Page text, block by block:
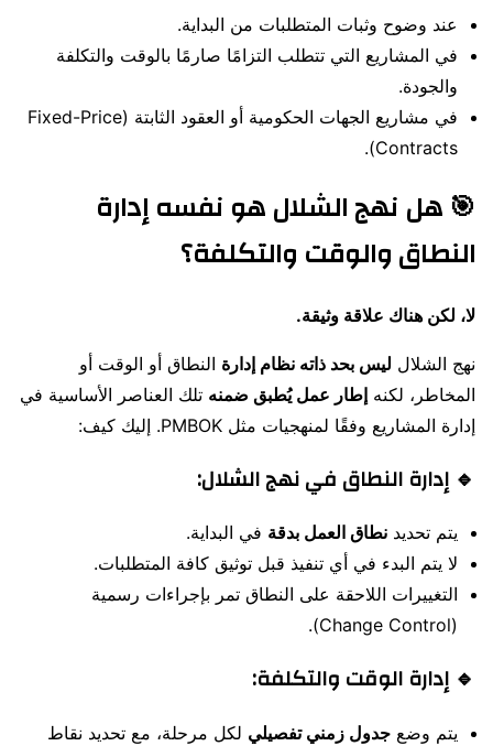
عند وضوح وثبات المتطلبات من البداية.
في المشاريع التي تتطلب التزامًا صارمًا بالوقت والتكلفة
والجودة.
في مشاريع الجهات الحكومية أو العقود الثابتة (Fixed-Price
Contracts).
🎯 هل نهج الشلال هو نفسه إدارة
النطاق والوقت والتكلفة؟
لا، لكن هناك علاقة وثيقة.
نهج الشلال ليس بحد ذاته نظام إدارة النطاق أو الوقت أو
المخاطر، لكنه إطار عمل يُطبق ضمنه تلك العناصر الأساسية في
إدارة المشاريع وفقًا لمنهجيات مثل PMBOK. إليك كيف:
🔹 إدارة النطاق في نهج الشلال:
يتم تحديد نطاق العمل بدقة في البداية.
لا يتم البدء في أي تنفيذ قبل توثيق كافة المتطلبات.
التغييرات اللاحقة على النطاق تمر بإجراءات رسمية
(Change Control).
🔹 إدارة الوقت والتكلفة:
يتم وضع جدول زمني تفصيلي لكل مرحلة، مع تحديد نقاط